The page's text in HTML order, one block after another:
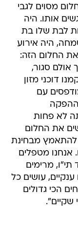
מסוים לגבי
אותו. היה
לבת שלו בת
היה אירוע
את החלום הזה:
אולם סגור,
דוכני מזון
עם
ההפקה
לא פחות
את החלום
להתאמץ מבחינת
אנחנו מטפלים
תי"ו, מרימים
ענקיים, עושים כל
הכי גדולים